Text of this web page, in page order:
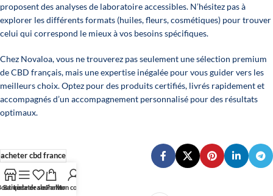
proposent des analyses de laboratoire accessibles. N’hésitez pas à
explorer les différents formats (huiles, fleurs, cosmétiques) pour trouver
celui qui correspond le mieux à vos besoins spécifiques.
Chez Novaloa, vous ne trouverez pas seulement une sélection premium
de CBD français, mais une expertise inégalée pour vous guider vers les
meilleurs choix. Optez pour des produits certifiés, livrés rapidement et
accompagnés d’un accompagnement personnalisé pour des résultats
optimaux.
acheter cbd france
Barre latérale
Liste de souhaits
PanierMon compte